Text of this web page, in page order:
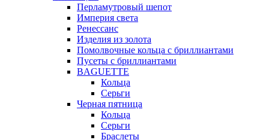
Перламутровый шепот
Империя света
Ренессанс
Изделия из золота
Помолвочные кольца с бриллиантами
Пусеты с бриллиантами
BAGUETTE
Кольца
Серьги
Черная пятница
Кольца
Серьги
Браслеты